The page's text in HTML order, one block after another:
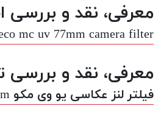
معرفی، نقد و بررسی
mc uv 77mm camera filter
معرفی، نقد و
فیلتر لنز عکاسی یو وی مکو 77mm